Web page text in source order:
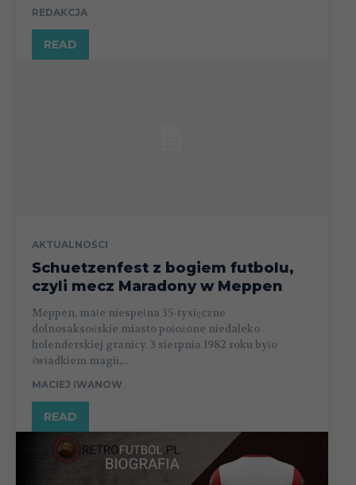
REDAKCJA
READ
AKTUALNOŚCI
Schuetzenfest z bogiem futbolu,
czyli mecz Maradony w Meppen
Meppen, małe niespełna 35-tysięczne
dolnosaksońskie miasto położone niedaleko
holenderskiej granicy. 3 sierpnia 1982 roku było
świadkiem magii,...
MACIEJ IWANOW
READ